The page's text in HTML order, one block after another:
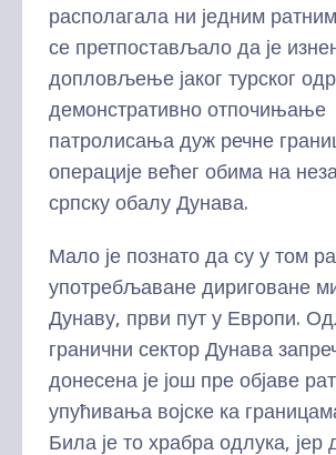
располагала ни једним
се претпостављало да је
допловљење јаког турског
демонстративно отпочињање
патролисања дуж речне
операције већег обима на
српску обалу Дунава.
Мало је познато да су у том
употребљаване дириговане
Дунаву, први пут у Европи.
гранични сектор Дунава
донесена је још пре објаве
упућивања војске ка
Била је то храбра одлука, јер